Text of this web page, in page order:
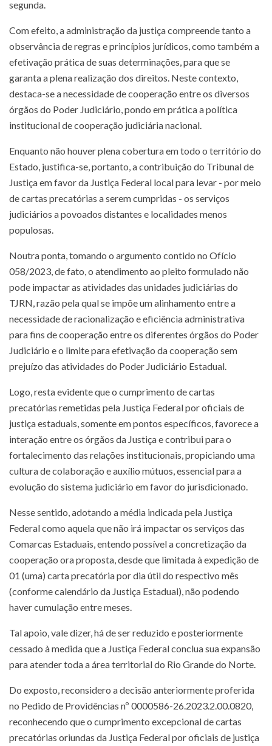
segunda.
Com efeito, a administração da justiça compreende tanto a
observância de regras e princípios jurídicos, como também a
efetivação prática de suas determinações, para que se
garanta a plena realização dos direitos. Neste contexto,
destaca-se a necessidade de cooperação entre os diversos
órgãos do Poder Judiciário, pondo em prática a política
institucional de cooperação judiciária nacional.
Enquanto não houver plena cobertura em todo o território do
Estado, justifica-se, portanto, a contribuição do Tribunal de
Justiça em favor da Justiça Federal local para levar - por meio
de cartas precatórias a serem cumpridas - os serviços
judiciários a povoados distantes e localidades menos
populosas.
Noutra ponta, tomando o argumento contido no Ofício
058/2023, de fato, o atendimento ao pleito formulado não
pode impactar as atividades das unidades judiciárias do
TJRN, razão pela qual se impõe um alinhamento entre a
necessidade de racionalização e eficiência administrativa
para fins de cooperação entre os diferentes órgãos do Poder
Judiciário e o limite para efetivação da cooperação sem
prejuízo das atividades do Poder Judiciário Estadual.
Logo, resta evidente que o cumprimento de cartas
precatórias remetidas pela Justiça Federal por oficiais de
justiça estaduais, somente em pontos específicos, favorece a
interação entre os órgãos da Justiça e contribui para o
fortalecimento das relações institucionais, propiciando uma
cultura de colaboração e auxílio mútuos, essencial para a
evolução do sistema judiciário em favor do jurisdicionado.
Nesse sentido, adotando a média indicada pela Justiça
Federal como aquela que não irá impactar os serviços das
Comarcas Estaduais, entendo possível a concretização da
cooperação ora proposta, desde que limitada à expedição de
01 (uma) carta precatória por dia útil do respectivo mês
(conforme calendário da Justiça Estadual), não podendo
haver cumulação entre meses.
Tal apoio, vale dizer, há de ser reduzido e posteriormente
cessado à medida que a Justiça Federal conclua sua expansão
para atender toda a área territorial do Rio Grande do Norte.
Do exposto, reconsidero a decisão anteriormente proferida
no Pedido de Providências nº 0000586-26.2023.2.00.0820,
reconhecendo que o cumprimento excepcional de cartas
precatórias oriundas da Justiça Federal por oficiais de justiça